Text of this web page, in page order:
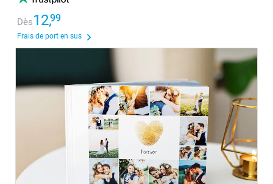
Dès12,99
Frais de port en sus